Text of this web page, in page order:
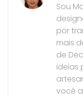
Sou
por
mais
de
ideias
você